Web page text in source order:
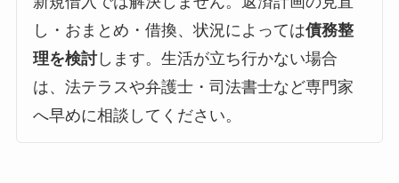
し・おまとめ・借換、状況によっては債務整
理を検討します。生活が立ち行かない場合
は、法テラスや弁護士・司法書士など専門家
へ早めに相談してください。